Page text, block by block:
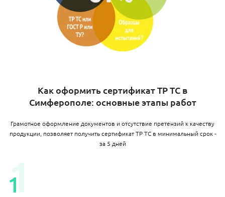
Как оформить сертификат ТР ТС в
Симферополе: основные этапы работ
Грамотное оформление документов и отсутствие претензий к качеству
продукции, позволяет получить сертификат ТР ТС в минимальный срок -
за 5 дней